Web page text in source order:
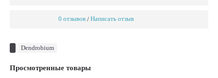
0 отзывов / Написать отзыв
Dendrobium
Просмотренные товары